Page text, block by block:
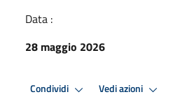
Data :
28 maggio 2026
Condividi Vedi azioni